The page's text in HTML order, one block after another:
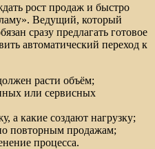
рост продаж и быстро
Ведущий, который
сразу предлагать готовое
автоматический переход к
расти объём;
или сервисных
а какие создают нагрузку;
повторным продажам;
процесса.